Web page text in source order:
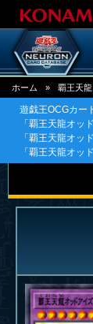
ホーム » 覇王天
遊戯王OCGカー
「覇王天龍オッ
「覇王天龍オッ
「覇王天龍オッ